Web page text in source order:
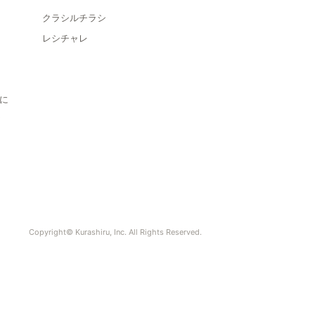
クラシルチラシ
レシチャレ
Copyright© Kurashiru, Inc. All Rights Reserved.